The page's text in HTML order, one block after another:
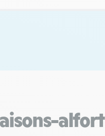
alfort